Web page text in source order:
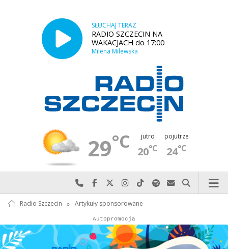
SŁUCHAJ TERAZ
RADIO SZCZECIN NA
WAKACJACH do 17:00
Milena Milewska
29°C jutro
20°C
pojutrze
24°C
Najlepiej po prostu do nas zadzwoń
Odwiedź nas na Facebook-u
Odwiedź nas na X
Odwiedź nas na Instagram-ie
Odwiedź nas na TikTok-u
Szukaj nas na Spotify
Wyślij do nas
Szukaj
Radio Szczecin » Artykuły sponsorowane
Autopromocja
Autopromocja
Reklama